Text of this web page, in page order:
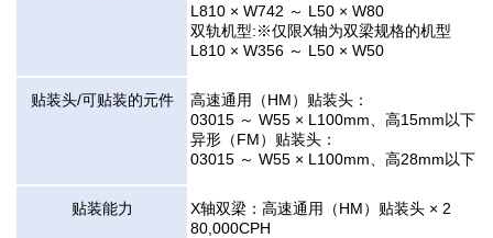
L810 × W742 ～ L50 × W80
双轨机型:※仅限X轴为双梁规格的机型
L810 × W356 ～ L50 × W50
贴装头/可贴装的元件
高速通用（HM）贴装头：
03015 ～ W55 × L100mm、高15mm以下
异形（FM）贴装头：
03015 ～ W55 × L100mm、高28mm以下
贴装能力
X轴双梁：高速通用（HM）贴装头 × 2
80,000CPH